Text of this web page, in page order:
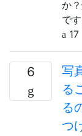
か
です
17
6
写
る
る
つ